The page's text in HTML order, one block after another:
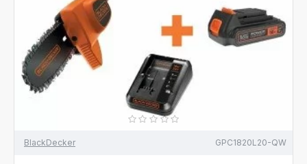
BlackDecker GPC1820L20-QW